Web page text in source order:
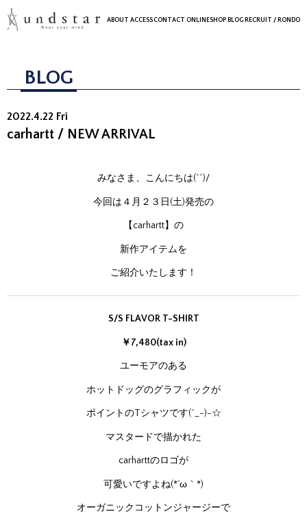
ABOUT ACCESSCONTACT ONLINESHOP BLOG RECRUIT / RONDO
BLOG
2022.4.22 Fri
carhartt / NEW ARRIVAL
みなさま、こんにちは(^^)/
今回は４月２３日(土)発売の
【carhartt】の
新作アイテムを
ご紹介いたします！
S/S FLAVOR T-SHIRT
￥7,480(tax in)
ユーモアのある
ホットドッグのグラフィックが
ポイントのTシャツです(^_-)-☆
マスタードで描かれた
carharttのロゴが
可愛いですよね(*´ω｀*)
オーガニックコットンジャージーで